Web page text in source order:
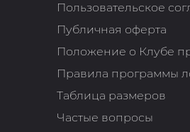
Пользовательское
Публичная оферта
Положение о Клубе
Правила программы
Таблица размеров
Частые вопросы